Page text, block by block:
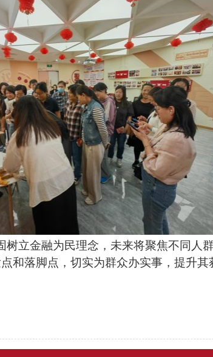
立金融为民理念，未来将聚焦不同人
和落脚点，切实为群众办实事，提升其